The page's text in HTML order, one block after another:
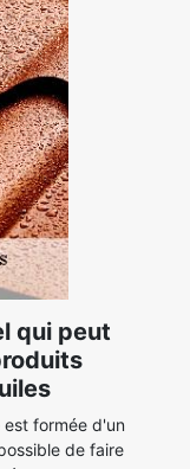
qui peut
formée d'un
de faire